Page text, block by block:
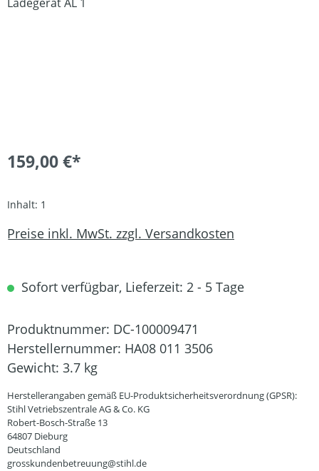
159,00 €*
Inhalt: 1
Preise inkl. MwSt. zzgl. Versandkosten
Sofort verfügbar, Lieferzeit: 2 - 5 Tage
Produktnummer: DC-100009471
Herstellernummer: HA08 011 3506
Gewicht: 3.7 kg
Herstellerangaben gemäß EU-Produktsicherheitsverordnung (GPSR):
Stihl Vetriebszentrale AG & Co. KG
Robert-Bosch-Straße 13
64807 Dieburg
Deutschland
grosskundenbetreuung@stihl.de